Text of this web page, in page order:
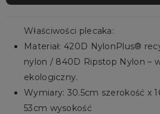
Właściwości plecaka:
Materiał: 420D NylonPlus®
nylon / 840D Ripstop Nylon –
ekologiczny.
Wymiary: 30.5cm szerokość x
53cm wysokość